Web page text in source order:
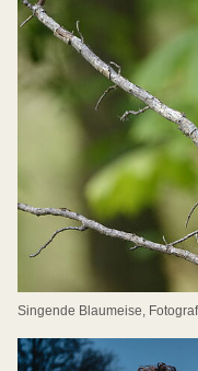
Singende Blaumeise,